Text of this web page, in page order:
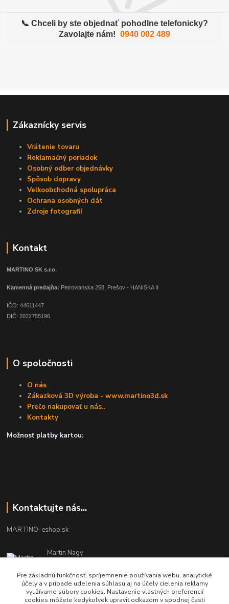
📞 Chceli by ste objednať pohodlne telefonicky?
Zavolajte nám! 0940 002 489
Zákaznícky servis
Vrátenie tovaru
Reklamačný poriadok
Osobný odber objednávky
Spôsob dopravy
Veľkoobchodná spolupráca
Ochrana osobných dát
Zdroje fotografií
Kontakt
MARTINO SK s.r.o.
Kamenná predajňa: Petrovianska 258, Prešov - HANISKA II
IČO: 44611447
DIČ: 2022755196
O spoločnosti
O nás
Zákazková 3D výroba - www.martino3d.sk
Prečo nakupovať u nás..
Kontakty
Možnosť platby kartou:
Kontaktujte nás...
MARTINO-eshop.sk
Martin Nagy
Pracovné dni - 08:00 - 16:00
info.martinosk@gmail.com
Pre základnú funkčnosť, spríjemnenie používania webu, analytické
účely a v prípade udelenia súhlasu aj na účely cielenia reklamy
využívame súbory cookies. Nastavenie vlastných preferencií
cookies môžete kedykoľvek upraviť odkazom v spodnej časti